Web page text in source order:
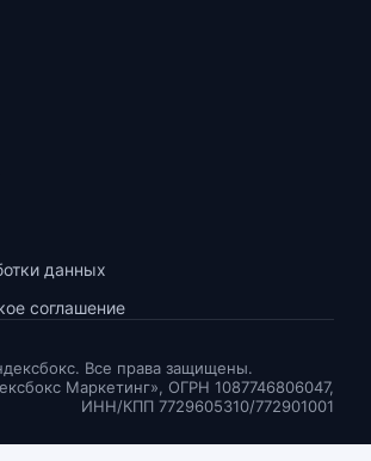
данных
соглашение
Все права защищены.
Маркетинг», ОГРН 1087746806047,
ИНН/КПП 7729605310/772901001